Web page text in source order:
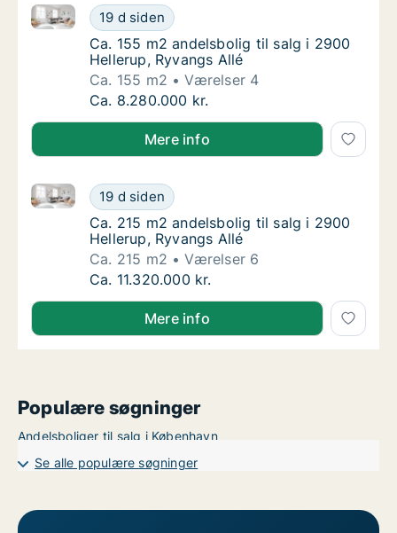
Ca. 155 m2 andelsbolig til salg i 2900
19 d siden
Ca. 155 m2 andelsbolig til salg i 2900 Hellerup,
Ca. 155 m2 andelsbolig til salg i 2900
Ca. 155 m2 andelsbolig til salg i 2900
Hellerup, Ryvangs Allé
Ca. 155 m2
Værelser 4
Ca. 155 m2 andelsbolig til salg i 2900
Ca. 8.280.000 kr.
Mere info
Ca. 215 m2 andelsbolig til salg i 2900
19 d siden
Ca. 215 m2 andelsbolig til salg i 2900 Hellerup,
Ca. 215 m2 andelsbolig til salg i 2900
Ca. 215 m2 andelsbolig til salg i 2900
Hellerup, Ryvangs Allé
Ca. 215 m2
Værelser 6
Ca. 215 m2 andelsbolig til salg i 2900
Ca. 11.320.000 kr.
Mere info
Populære søgninger
Andelsboliger til salg i København
Se alle populære søgninger